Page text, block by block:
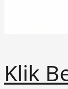
Klik